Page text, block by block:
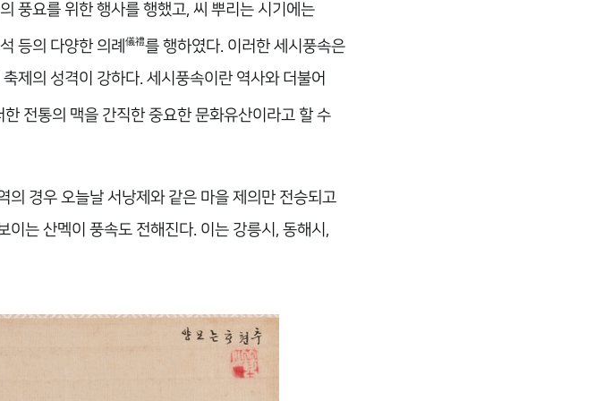
풍요를 위한 행사를 행했고, 씨 뿌리는 시기에는
등의 다양한 의례 儀禮를 행하였다. 이러한 세시풍속은
제의 성격이 강하다. 세시풍속이란 역사와 더불어
전통의 맥을 간직한 중요한 문화유산이라고 할 수
의 경우 오늘날 서낭제와 같은 마을 제의만 전승되고
는 산멕이 풍속도 전해진다. 이는 강릉시, 동해시,